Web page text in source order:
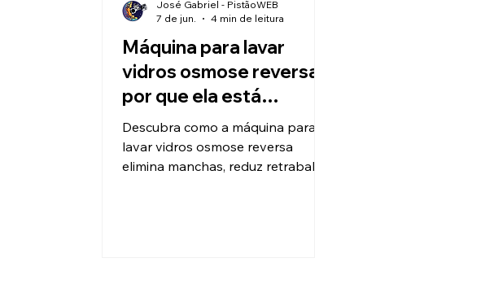
Máquina para lavar
vidros osmose reversa:
por que ela está
revolucionando o
mercado
Descubra como a máquina para
lavar vidros osmose reversa
elimina manchas, reduz retrabalho
José Gabriel - PistãoWEB
7 de jun.
4 min de leitura